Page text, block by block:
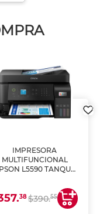
IMPRESORA
MULTIFUNCIONAL
L5590 TANQUE
COPIA Y ESCANEA)
38$390.55